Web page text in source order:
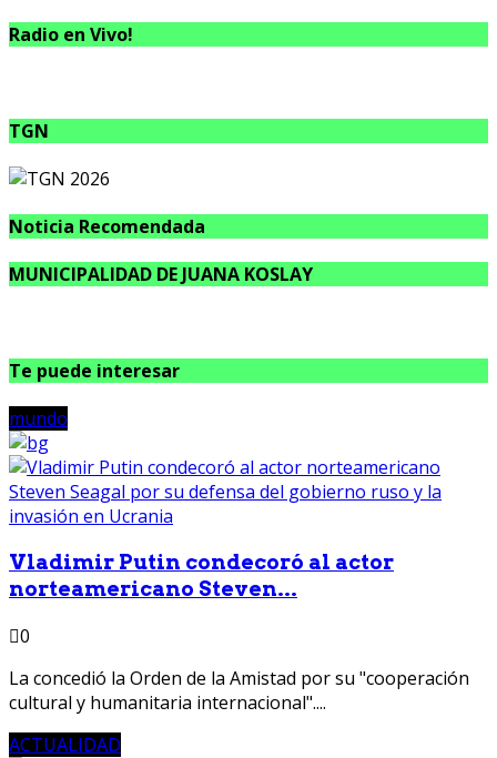
Radio en Vivo!
TGN
Noticia Recomendada
MUNICIPALIDAD DE JUANA KOSLAY
Te puede interesar
mundo
Vladimir Putin condecoró al actor
norteamericano Steven...
0
La concedió la Orden de la Amistad por su "cooperación
cultural y humanitaria internacional"....
ACTUALIDAD